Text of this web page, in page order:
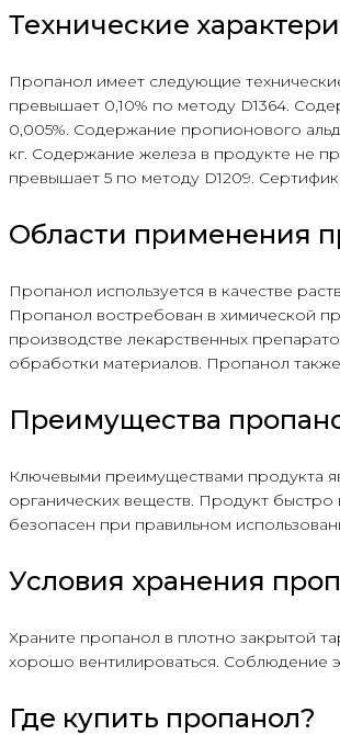
Технические
Пропанол имеет следующие
превышает 0,10% по методу D1364.
0,005%. Содержание пропионового
кг. Содержание железа в продукте не
превышает 5 по методу D1209.
Области применения
Пропанол используется в качестве
Пропанол востребован в химической
производстве лекарственных
обработки материалов. Пропанол
Преимущества
Ключевыми преимуществами продукта
органических веществ. Продукт
безопасен при правильном
Условия хранения
Храните пропанол в плотно закрытой
хорошо вентилироваться. Соблюдение
Где купить пропанол?